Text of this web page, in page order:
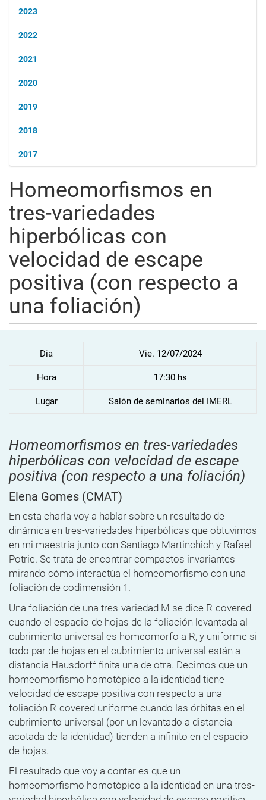
2023
2022
2021
2020
2019
2018
2017
Homeomorfismos en
tres-variedades
hiperbólicas con
velocidad de escape
positiva (con respecto a
una foliación)
Dia Vie. 12/07/2024
Hora 17:30 hs
Lugar Salón de seminarios del IMERL
Homeomorfismos en tres-variedades
hiperbólicas con velocidad de escape
positiva (con respecto a una foliación)
Elena Gomes (CMAT)
En esta charla voy a hablar sobre un resultado de
dinámica en tres-variedades hiperbólicas que obtuvimos
en mi maestría junto con Santiago Martinchich y Rafael
Potrie. Se trata de encontrar compactos invariantes
mirando cómo interactúa el homeomorfismo con una
foliación de codimensión 1.
Una foliación de una tres-variedad M se dice R-covered
cuando el espacio de hojas de la foliación levantada al
cubrimiento universal es homeomorfo a R, y uniforme si
todo par de hojas en el cubrimiento universal están a
distancia Hausdorff finita una de otra. Decimos que un
homeomorfismo homotópico a la identidad tiene
velocidad de escape positiva con respecto a una
foliación R-covered uniforme cuando las órbitas en el
cubrimiento universal (por un levantado a distancia
acotada de la identidad) tienden a infinito en el espacio
de hojas.
El resultado que voy a contar es que un
homeomorfismo homotópico a la identidad en una tres-